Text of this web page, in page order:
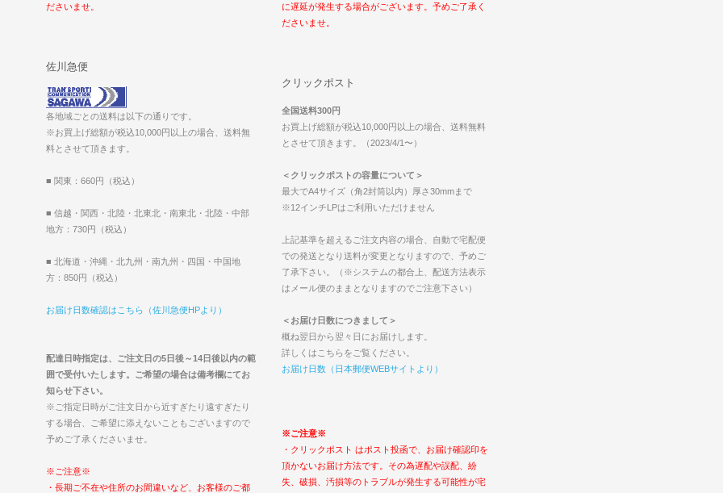
ださいませ。
に遅延が発生する場合がございます。予めご了承く
ださいませ。
佐川急便
各地域ごとの送料は以下の通りです。
※お買上げ総額が税込10,000円以上の場合、送料無
料とさせて頂きます。
■ 関東：660円（税込）
■ 信越・関西・北陸・北東北・南東北・北陸・中部
地方：730円（税込）
■ 北海道・沖縄・北九州・南九州・四国・中国地
方：850円（税込）
お届け日数確認はこちら（佐川急便HPより）
配達日時指定は、ご注文日の5日後～14日後以内の範
囲で受付いたします。ご希望の場合は備考欄にてお
知らせ下さい。
※ご指定日時がご注文日から近すぎたり遠すぎたり
する場合、ご希望に添えないこともございますので
予めご了承くださいませ。
※ご注意※
・長期ご不在や住所のお間違いなど、お客様のご都
クリックポスト
全国送料300円
お買上げ総額が税込10,000円以上の場合、送料無料
とさせて頂きます。（2023/4/1〜）
＜クリックポストの容量について＞
最大でA4サイズ（角2封筒以内）厚さ30mmまで
※12インチLPはご利用いただけません
上記基準を超えるご注文内容の場合、自動で宅配便
での発送となり送料が変更となりますので、予めご
了承下さい。（※システムの都合上、配送方法表示
はメール便のままとなりますのでご注意下さい）
＜お届け日数につきまして＞
概ね翌日から翌々日にお届けします。
詳しくはこちらをご覧ください。
お届け日数（日本郵便WEBサイトより）
※ご注意※
・クリックポスト はポスト投函で、お届け確認印を
頂かないお届け方法です。その為遅配や誤配、紛
失、破損、汚損等のトラブルが発生する可能性が宅